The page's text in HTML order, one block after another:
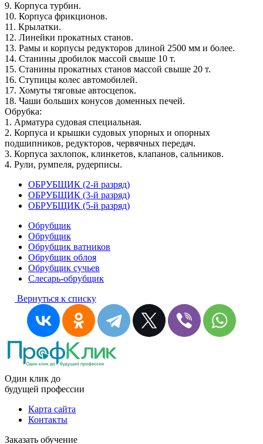
9. Корпуса турбин.
10. Корпуса фрикционов.
11. Крылатки.
12. Линейки прокатных станов.
13. Рамы и корпусы редукторов длиной 2500 мм и более.
14. Станины дробилок массой свыше 10 т.
15. Станины прокатных станов массой свыше 20 т.
16. Ступицы колес автомобилей.
17. Хомуты тяговые автосцепок.
18. Чаши больших конусов доменных печей.
Обрубка:
1. Арматура судовая специальная.
2. Корпуса и крышки судовых упорных и опорных
подшипников, редукторов, червячных передач.
3. Корпуса захлопок, клинкетов, клапанов, сальников.
4. Рули, румпеля, рудерписы.
ОБРУБЩИК (2-й разряд)
ОБРУБЩИК (3-й разряд)
ОБРУБЩИК (5-й разряд)
Обрубщик
Обрубщик
Обрубщик ватников
Обрубщик облоя
Обрубщик сучьев
Слесарь-обрубщик
Вернуться к списку
Один клик до
будущей профессии
Карта сайта
Контакты
Заказать обучение